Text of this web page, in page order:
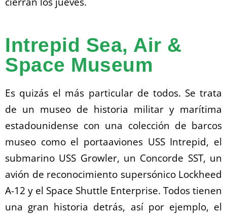
Intrepid Sea, Air &
Space Museum
Es quizás el más particular de todos. Se trata
de un museo de historia militar y marítima
estadounidense con una colección de barcos
museo como el portaaviones USS Intrepid, el
submarino USS Growler, un Concorde SST, un
avión de reconocimiento supersónico Lockheed
A-12 y el Space Shuttle Enterprise. Todos tienen
una gran historia detrás, así por ejemplo, el